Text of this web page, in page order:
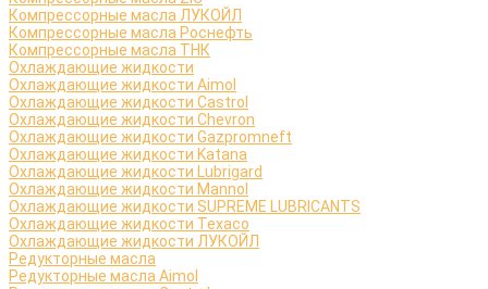
Компрессорные масла ЛУКОЙЛ
Компрессорные масла Роснефть
Компрессорные масла ТНК
Охлаждающие жидкости
Охлаждающие жидкости Aimol
Охлаждающие жидкости Castrol
Охлаждающие жидкости Chevron
Охлаждающие жидкости Gazpromneft
Охлаждающие жидкости Katana
Охлаждающие жидкости Lubrigard
Охлаждающие жидкости Mannol
Охлаждающие жидкости SUPREME LUBRICANTS
Охлаждающие жидкости Texaco
Охлаждающие жидкости ЛУКОЙЛ
Редукторные масла
Редукторные масла Aimol